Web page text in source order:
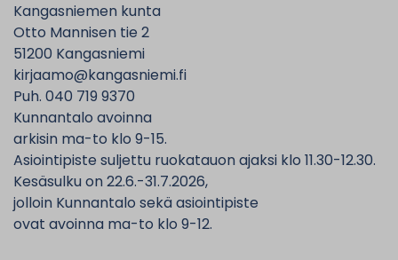
Kangasniemen kunta
Otto Mannisen tie 2
51200 Kangasniemi
kirjaamo@kangasniemi.fi
Puh. 040 719 9370
Kunnantalo avoinna
arkisin ma-to klo 9-15.
Asiointipiste suljettu ruokatauon ajaksi klo 11.30-12.30.
Kesäsulku on 22.6.-31.7.2026,
jolloin Kunnantalo sekä asiointipiste
ovat avoinna ma-to klo 9-12.